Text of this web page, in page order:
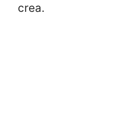
crea.